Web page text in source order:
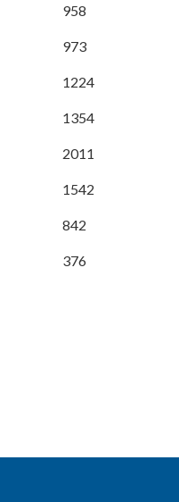
958
973
1224
1354
2011
1542
842
376